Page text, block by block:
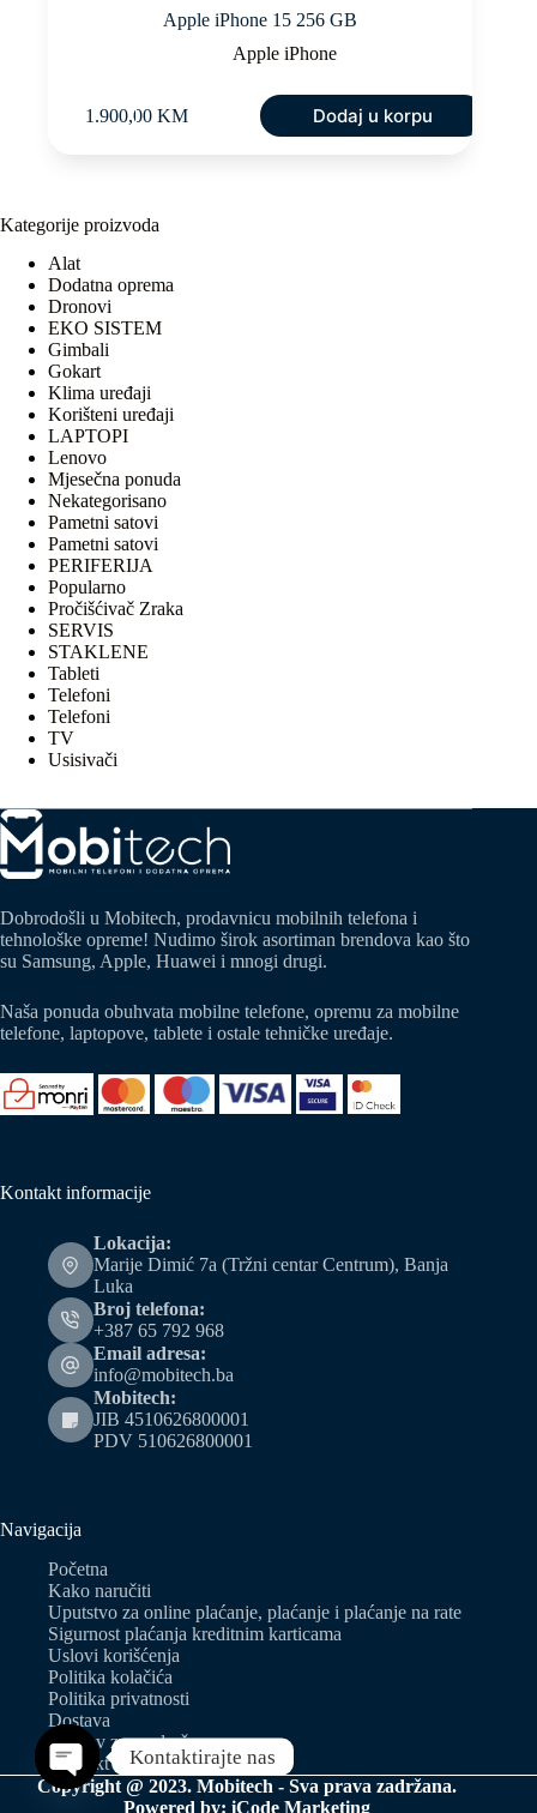
Apple iPhone 15 256 GB
Apple iPhone
1.900,00 KM Dodaj u korpu
Kategorije proizvoda
Alat
Dodatna oprema
Dronovi
EKO SISTEM
Gimbali
Gokart
Klima uređaji
Korišteni uređaji
LAPTOPI
Lenovo
Mjesečna ponuda
Nekategorisano
Pametni satovi
Pametni satovi
PERIFERIJA
Popularno
Pročišćivač Zraka
SERVIS
STAKLENE
Tableti
Telefoni
Telefoni
TV
Usisivači
Dobrodošli u Mobitech, prodavnicu mobilnih telefona i
tehnološke opreme! Nudimo širok asortiman brendova kao što
su Samsung, Apple, Huawei i mnogi drugi.
Naša ponuda obuhvata mobilne telefone, opremu za mobilne
telefone, laptopove, tablete i ostale tehničke uređaje.
Kontakt informacije
Lokacija:
Marije Dimić 7a (Tržni centar Centrum), Banja
Luka
Broj telefona:
+387 65 792 968
Email adresa:
info@mobitech.ba
Mobitech:
JIB 4510626800001
PDV 510626800001
Navigacija
Početna
Kako naručiti
Uputstvo za online plaćanje, plaćanje i plaćanje na rate
Sigurnost plaćanja kreditnim karticama
Uslovi korišćenja
Politika kolačića
Politika privatnosti
Dostava
Zahtjev za predračun
Kontakt
Copyright @ 2023. Mobitech - Sva prava zadržana.
Powered by:iCode Marketing
Kontaktirajte nas
Open chaty